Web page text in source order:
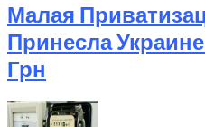
Малая
Принесла
Грн